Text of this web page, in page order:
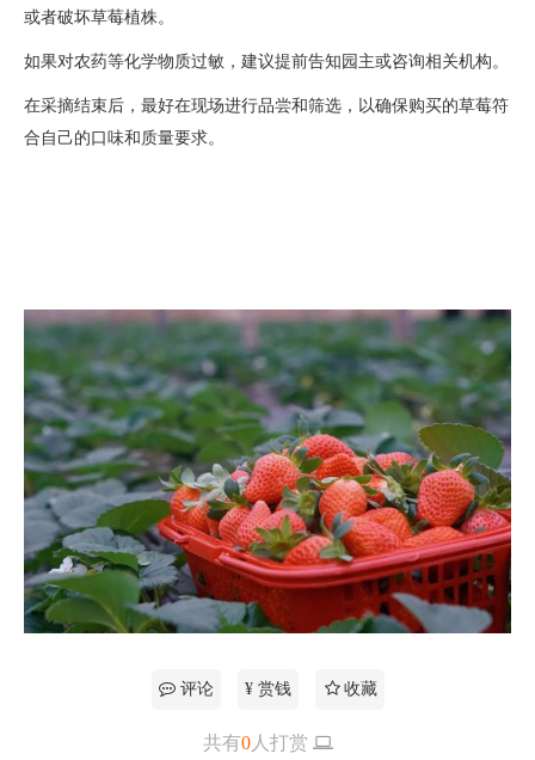
或者破坏草莓植株。
如果对农药等化学物质过敏，建议提前告知园主或咨询相关机构。
在采摘结束后，最好在现场进行品尝和筛选，以确保购买的草莓符
合自己的口味和质量要求。
评论 ¥ 赏钱 收藏
共有0人打赏